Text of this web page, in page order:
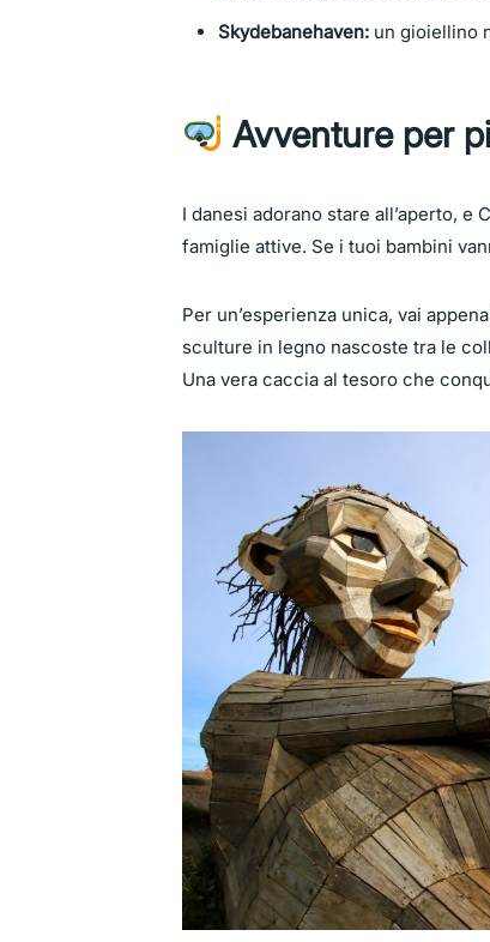
Skydebanehaven: un gioiellino
Avventure per
I danesi adorano stare all’aperto,
famiglie attive. Se i tuoi bambini
Per un’esperienza unica, vai
sculture in legno nascoste tra le
Una vera caccia al tesoro che